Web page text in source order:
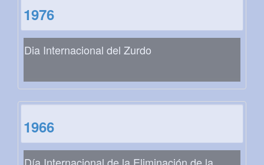
1976
Dia Internacional del Zurdo
1966